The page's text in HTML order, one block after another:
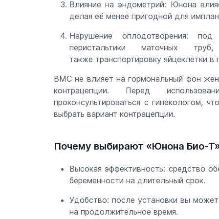
Влияние на эндометрий: Юнона
делая её менее пригодной для
Нарушение оплодотворения:
перистальтики маточных
также транспортировку яйцеклетки в
ВМС не влияет на гормональный фон
контрацепции. Перед
проконсультироваться с гинекологом,
выбрать вариант контрацепции.
Почему выбирают «Юнона Био-
Высокая эффективность: средство
беременности на длительный срок.
Удобство: после установки вы
на продолжительное время.